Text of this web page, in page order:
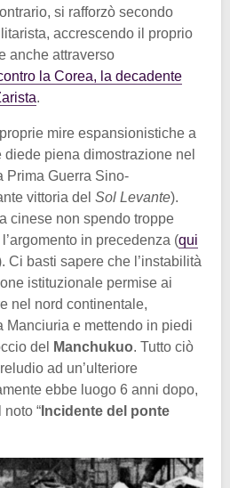
si rafforzò secondo
accrescendo il proprio
anche attraverso
la Corea, la decadente
.
mire espansionistiche a
piena dimostrazione nel
Prima Guerra Sino-
vittoria del Sol Levante).
cinese non spendo troppe
in precedenza (qui
Ci basti sapere che l’instabilità
istituzionale permise ai
nel nord continentale,
Manciuria e mettendo in piedi
del
Manchukuo. Tutto ciò
ad un’ulteriore
ebbe luogo 6 anni dopo,
“ Incidente del ponte